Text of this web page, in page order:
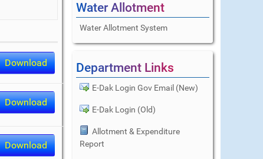
Download
Download
Download
Water Allotment
Water Allotment System
Department Links
E-Dak Login Gov Email (New)
E-Dak Login (Old)
Allotment & Expenditure
Report